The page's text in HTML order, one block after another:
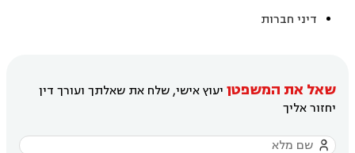
דיני חברות
שאל את המשפטן יעוץ אישי, שלח את שאלתך ועורך דין
יחזור אליך
